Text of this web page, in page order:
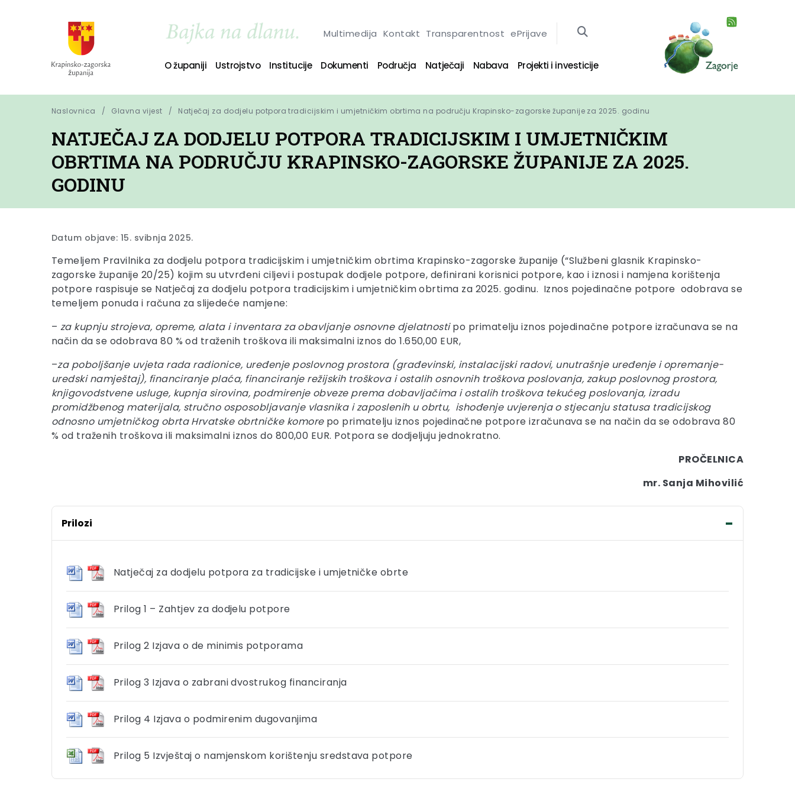
Multimedija Kontakt Transparentnost ePrijave
O županiji Ustrojstvo Institucije Dokumenti Područja Natječaji Nabava Projekti i investicije
Naslovnica Glavna vijest Natječaj za dodjelu potpora tradicijskim i umjetničkim obrtima na području Krapinsko-zagorske županije za 2025. godinu
NATJEČAJ ZA DODJELU POTPORA TRADICIJSKIM I UMJETNIČKIM
OBRTIMA NA PODRUČJU KRAPINSKO-ZAGORSKE ŽUPANIJE ZA 2025.
GODINU
Datum objave: 15. svibnja 2025.
Temeljem Pravilnika za dodjelu potpora tradicijskim i umjetničkim obrtima Krapinsko-zagorske županije (“Službeni glasnik Krapinsko-
zagorske županije 20/25) kojim su utvrđeni ciljevi i postupak dodjele potpore, definirani korisnici potpore, kao i iznosi i namjena korištenja
potpore raspisuje se Natječaj za dodjelu potpora tradicijskim i umjetničkim obrtima za 2025. godinu. Iznos pojedinačne potpore odobrava se
temeljem ponuda i računa za slijedeće namjene:
– za kupnju strojeva, opreme, alata i inventara za obavljanje osnovne djelatnostipo primatelju iznos pojedinačne potpore izračunava se na
način da se odobrava 80 % od traženih troškova ili maksimalni iznos do 1.650,00 EUR,
–za poboljšanje uvjeta rada radionice, uređenje poslovnog prostora (građevinski, instalacijski radovi, unutrašnje uređenje i opremanje-
uredski namještaj), financiranje plaća, financiranje režijskih troškova i ostalih osnovnih troškova poslovanja, zakup poslovnog prostora,
knjigovodstvene usluge, kupnja sirovina, podmirenje obveze prema dobavljačima i ostalih troškova tekućeg poslovanja, izradu
promidžbenog materijala, stručno osposobljavanje vlasnika i zaposlenih u obrtu, ishođenje uvjerenja o stjecanju statusa tradicijskog
odnosno umjetničkog obrta Hrvatske obrtničke komorepo primatelju iznos pojedinačne potpore izračunava se na način da se odobrava 80
% od traženih troškova ili maksimalni iznos do 800,00 EUR. Potpora se dodjeljuju jednokratno.
PROČELNICA
mr. Sanja Mihovilić
Prilozi
Natječaj za dodjelu potpora za tradicijske i umjetničke obrte
Prilog 1 – Zahtjev za dodjelu potpore
Prilog 2 Izjava o de minimis potporama
Prilog 3 Izjava o zabrani dvostrukog financiranja
Prilog 4 Izjava o podmirenim dugovanjima
Prilog 5 Izvještaj o namjenskom korištenju sredstava potpore